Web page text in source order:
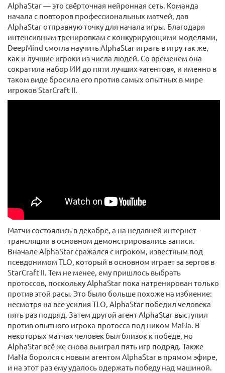
AlphaStar — это свёрточная нейронная сеть. Команда
начала с повторов профессиональных матчей, дав
AlphaStar отправную точку для начала игры. Благодаря
интенсивным тренировкам с конкурирующими моделями,
DeepMind смогла научить AlphaStar играть в игру так же,
как и лучшие игроки из числа людей. Со временем она
сократила набор ИИ до пяти лучших «агентов», и именно в
таком виде бросила его против самых опытных в мире
игроков StarCraft II.
Матчи состоялись в декабре, а на недавней интернет-
трансляции в основном демонстрировались записи.
Вначале AlphaStar сражался с игроком, известным под
псевдонимом TLO, который в основном играет за зергов в
StarCraft II. Тем не менее, ему пришлось выбрать
протоссов, поскольку AlphaStar пока натренирован только
против этой расы. Это было больше похоже на избиение:
несмотря на все усилия TLO, AlphaStar победил человека
пять раз подряд. Затем другой агент AlphaStar выступил
против опытного игрока-протосса под ником MaNa. В
некоторых матчах человек был близок к победе, но
AlphaStar всё же снова выиграл пять игр подряд. Также
MaNa боролся с новым агентом AlphaStar в прямом эфире,
и на этот раз ему удалось одержать победу над машиной.